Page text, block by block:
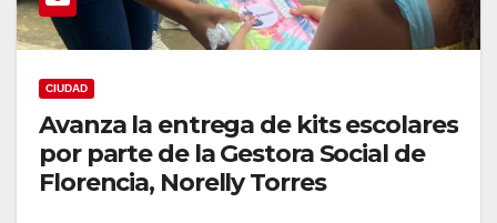
CIUDAD
Avanza la entrega de kits escolares
por parte de la Gestora Social de
Florencia, Norelly Torres